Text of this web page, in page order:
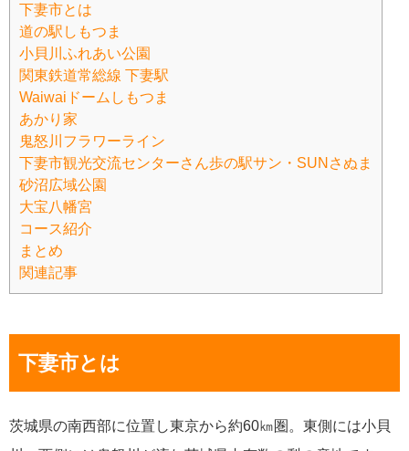
下妻市とは
道の駅しもつま
小貝川ふれあい公園
関東鉄道常総線 下妻駅
Waiwaiドームしもつま
あかり家
鬼怒川フラワーライン
下妻市観光交流センターさん歩の駅サン・SUNさぬま
砂沼広域公園
大宝八幡宮
コース紹介
まとめ
関連記事
下妻市とは
茨城県の南西部に位置し東京から約60㎞圏。東側には小貝